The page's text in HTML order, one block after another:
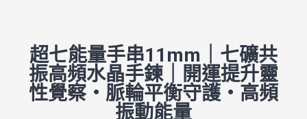
超七能量手串11mm｜七礦共
振高頻水晶手鍊｜開運提升靈
性覺察・脈輪平衡守護・高頻
振動能量